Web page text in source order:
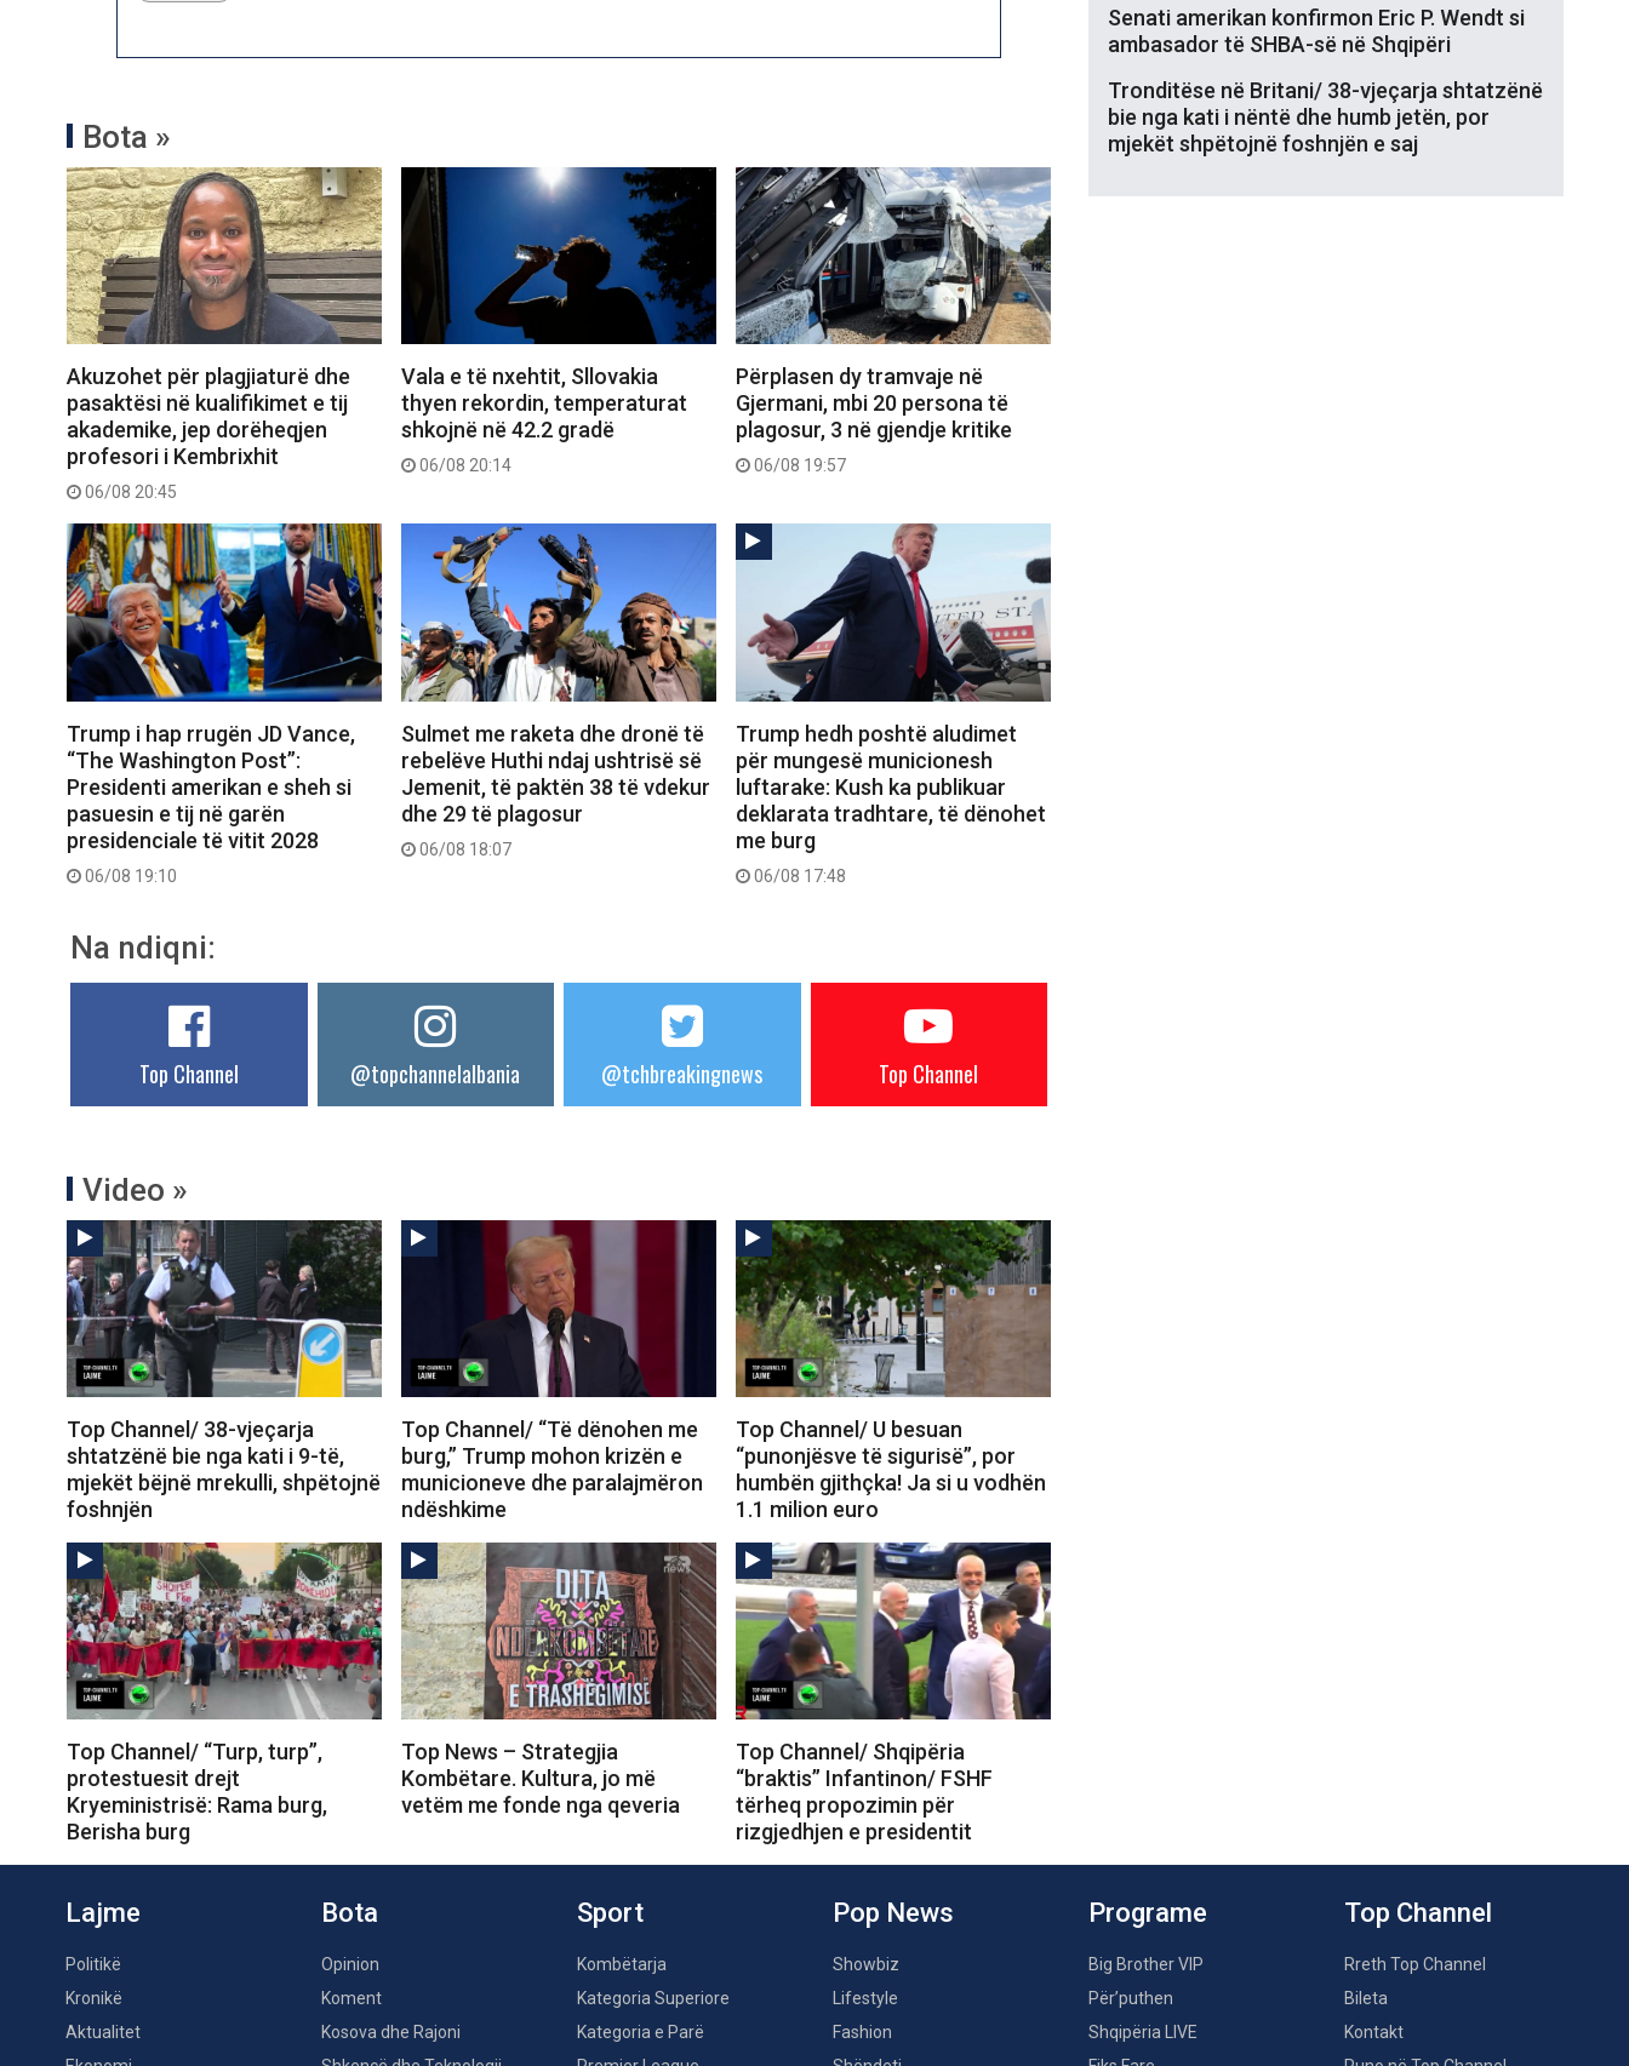
Bota »
Akuzohet për plagjiaturë dhe
pasaktësi në kualifikimet e tij
akademike, jep dorëheqjen
profesori i Kembrixhit
06/08 20:45
Vala e të nxehtit, Sllovakia
thyen rekordin, temperaturat
shkojnë në 42.2 gradë
06/08 20:14
Përplasen dy tramvaje në
Gjermani, mbi 20 persona të
plagosur, 3 në gjendje kritike
06/08 19:57
Trump i hap rrugën JD Vance,
“The Washington Post”:
Presidenti amerikan e sheh si
pasuesin e tij në garën
presidenciale të vitit 2028
06/08 19:10
Sulmet me raketa dhe dronë të
rebelëve Huthi ndaj ushtrisë së
Jemenit, të paktën 38 të vdekur
dhe 29 të plagosur
06/08 18:07
Trump hedh poshtë aludimet
për mungesë municionesh
luftarake: Kush ka publikuar
deklarata tradhtare, të dënohet
me burg
06/08 17:48
Na ndiqni:
Top Channel @topchannelalbania @tchbreakingnews Top Channel
Video »
Top Channel/ 38-vjeçarja
shtatzënë bie nga kati i 9-të,
mjekët bëjnë mrekulli, shpëtojnë
foshnjën
Top Channel/ “Të dënohen me
burg,” Trump mohon krizën e
municioneve dhe paralajmëron
ndëshkime
Top Channel/ U besuan
“punonjësve të sigurisë”, por
humbën gjithçka! Ja si u vodhën
1.1 milion euro
Top Channel/ “Turp, turp”,
protestuesit drejt
Kryeministrisë: Rama burg,
Berisha burg
Top News – Strategjia
Kombëtare. Kultura, jo më
vetëm me fonde nga qeveria
Top Channel/ Shqipëria
“braktis” Infantinon/ FSHF
tërheq propozimin për
rizgjedhjen e presidentit
Senati amerikan konfirmon Eric P. Wendt si
ambasador të SHBA-së në Shqipëri
Tronditëse në Britani/ 38-vjeçarja shtatzënë
bie nga kati i nëntë dhe humb jetën, por
mjekët shpëtojnë foshnjën e saj
Lajme
Politikë
Kronikë
Aktualitet
Bota
Opinion
Koment
Kosova dhe Rajoni
Sport
Kombëtarja
Kategoria Superiore
Kategoria e Parë
Pop News
Showbiz
Lifestyle
Fashion
Programe
Big Brother VIP
Për’puthen
Shqipëria LIVE
Top Channel
Rreth Top Channel
Bileta
Kontakt